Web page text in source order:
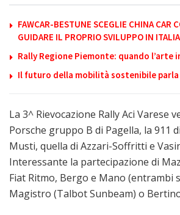
FAWCAR-BESTUNE SCEGLIE CHINA CAR
GUIDARE IL PROPRIO SVILUPPO IN ITALIA
Rally Regione Piemonte: quando l’arte
Il futuro della mobilità sostenibile
La 3^ Rievocazione Rally Aci Varese
Porsche gruppo B di Pagella, la 911
Musti, quella di Azzari-Soffritti e
Interessante la partecipazione di
Fiat Ritmo, Bergo e Mano (entrambi
Magistro (Talbot Sunbeam) o